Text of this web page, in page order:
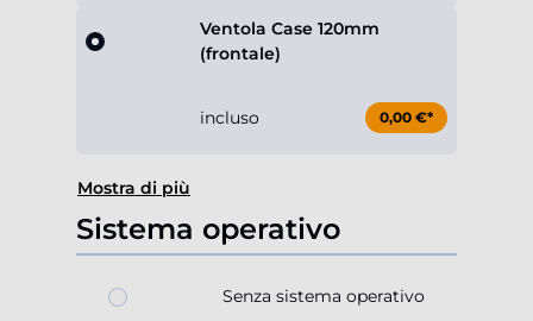
Ventola Case 120mm
(frontale)
incluso 0,00 €*
Mostra di più
Sistema operativo
Senza sistema operativo